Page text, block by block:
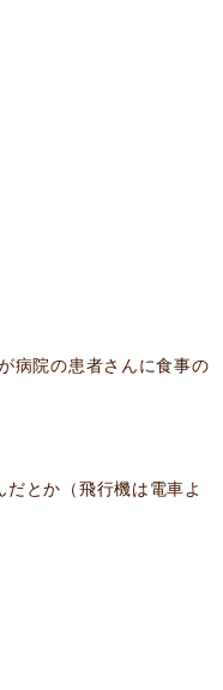
病院の患者さんに食事の
とか（飛行機は電車よ